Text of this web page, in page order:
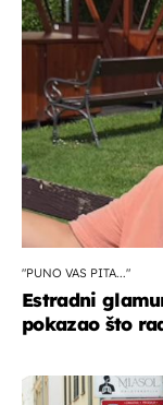
"PUNO VAS PITA..."
Estradni
pokazao što